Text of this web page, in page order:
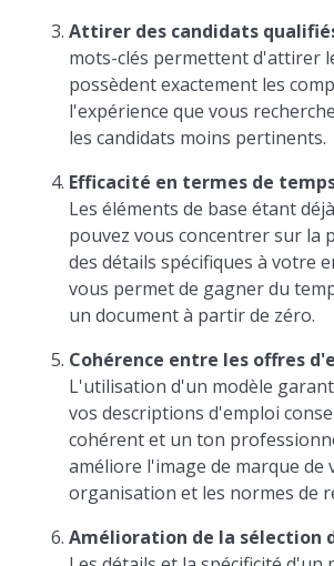
Attirer des candidats
mots-clés permettent d'attirer
possèdent exactement les
l'expérience que vous
les candidats moins pertinents.
Efficacité en termes de
Les éléments de base étant
pouvez vous concentrer sur la
des détails spécifiques à votre
vous permet de gagner du
un document à partir de zéro.
Cohérence entre les offres
L'utilisation d'un modèle
vos descriptions d'emploi
cohérent et un ton
améliore l'image de marque de
organisation et les normes de
Amélioration de la sélection